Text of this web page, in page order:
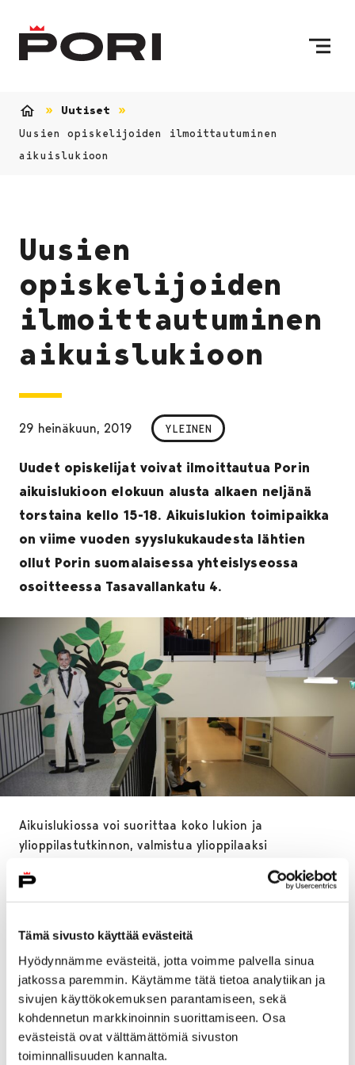
Tämä sivusto käyttää evästeitä
Hyödynnämme evästeitä, jotta voimme palvella sinua
jatkossa paremmin. Käytämme tätä tietoa analytiikan ja
sivujen käyttökokemuksen parantamiseen, sekä
kohdennetun markkinoinnin suorittamiseen. Osa
evästeistä ovat välttämättömiä sivuston
toiminnallisuuden kannalta.
Uutiset
Uusien opiskelijoiden ilmoittautuminen
aikuislukioon
Uusien
opiskelijoiden
ilmoittautuminen
aikuislukioon
29 heinäkuun, 2019 YLEINEN
Uudet opiskelijat voivat ilmoittautua Porin
aikuislukioon elokuun alusta alkaen neljänä
torstaina kello 15-18. Aikuislukion toimipaikka
on viime vuoden syyslukukaudesta lähtien
ollut Porin suomalaisessa yhteislyseossa
osoitteessa Tasavallankatu 4.
Aikuislukiossa voi suorittaa koko lukion ja
ylioppilastutkinnon, valmistua ylioppilaaksi
kursseja ja oppiaineita sekä osallistua aikuisten
perusopetukseen. Opiskelu on tarkoitettu yli 18-
Aikuislukioonopiskelemaan aikovien uusien
opiskelijoiden tulee ilmoittautua henkilökohtaisesti
apulaisrehtori Katri Ylitalolle. Ilmoittautuminen
tapahtuu 1.-22. elokuuta välisenä aikana torstaisin
kello 15-18. Ilmoittautujalla on oltava mukanaan
viimeisin koulutodistus tai ammatillinen